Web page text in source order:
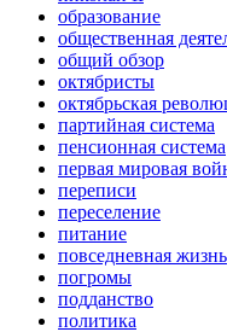
образование
общественная
общий обзор
октябристы
октябрьская
партийная система
пенсионная система
первая мировая
переписи
переселение
питание
повседневная жизнь
погромы
подданство
политика